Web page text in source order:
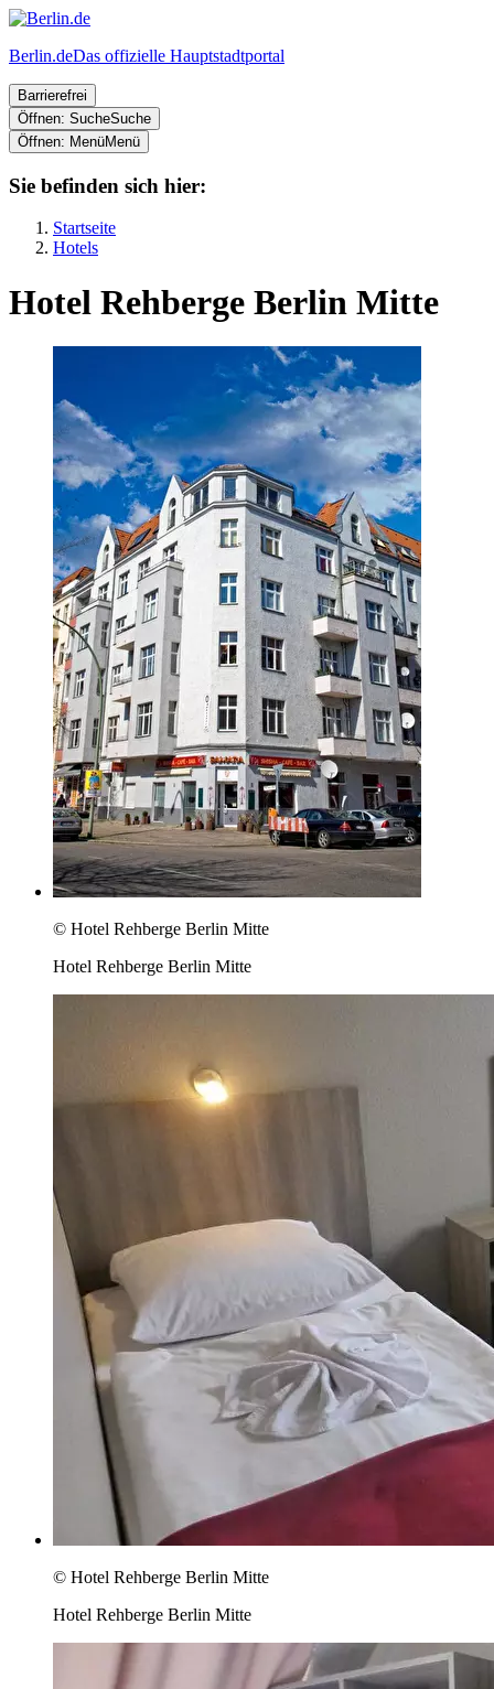
Berlin.deDas offizielle Hauptstadtportal
Barrierefrei
Öffnen: SucheSuche
Öffnen: MenüMenü
Sie befinden sich hier:
Startseite
Hotels
Hotel Rehberge Berlin Mitte
© Hotel Rehberge Berlin Mitte
Hotel Rehberge Berlin Mitte
© Hotel Rehberge Berlin Mitte
Hotel Rehberge Berlin Mitte